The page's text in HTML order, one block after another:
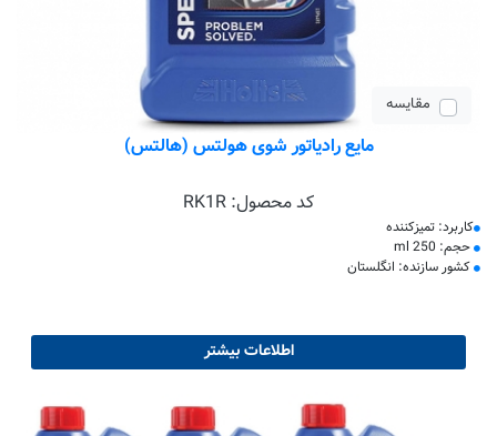
مقایسه
مایع رادیاتور شوی هولتس (هالتس)
کد محصول: RK1R
کاربرد: تمیزکننده
حجم: 250 ml
کشور سازنده: انگلستان
اطلاعات بیشتر